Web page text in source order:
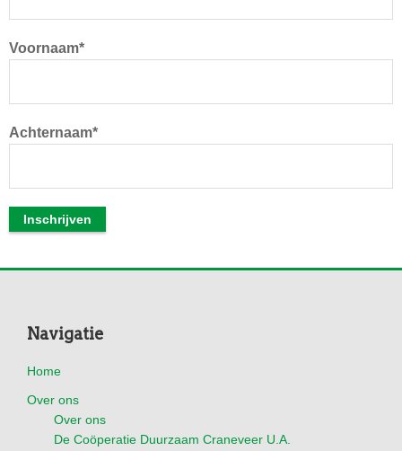
Voornaam*
Achternaam*
Footer
Navigatie
Home
Over ons
Over ons
De Coöperatie Duurzaam Craneveer U.A.